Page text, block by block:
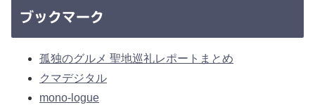
ブックマーク
孤独のグルメ 聖地巡礼レポートまとめ
クマデジタル
mono-logue